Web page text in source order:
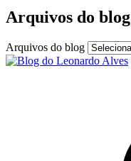
Arquivos do blog
Arquivos do blog